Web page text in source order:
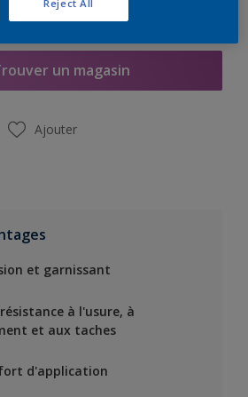
à la liste d’achats
un magasin
Ajouter
et garnissant
à l'usure, à
et aux taches
d'application
Reject All